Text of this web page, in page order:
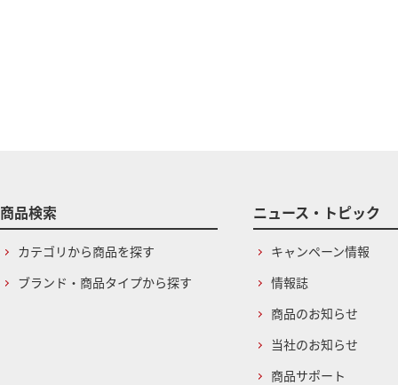
商品検索
カテゴリから商品を探す
ブランド・商品タイプから探す
ニュース・トピック
キャンペーン情報
情報誌
商品のお知らせ
当社のお知らせ
商品サポート